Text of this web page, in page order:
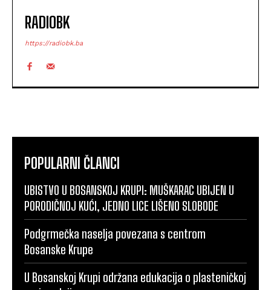
RADIOBK
https://radiobk.ba
POPULARNI ČLANCI
UBISTVO U BOSANSKOJ KRUPI: MUŠKARAC UBIJEN U
PORODIČNOJ KUĆI, JEDNO LICE LIŠENO SLOBODE
Podgrmečka naselja povezana s centrom
Bosanske Krupe
U Bosanskoj Krupi održana edukacija o plasteničkoj